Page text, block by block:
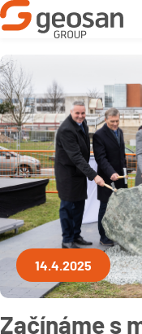
14.4.2025
Začínáme s